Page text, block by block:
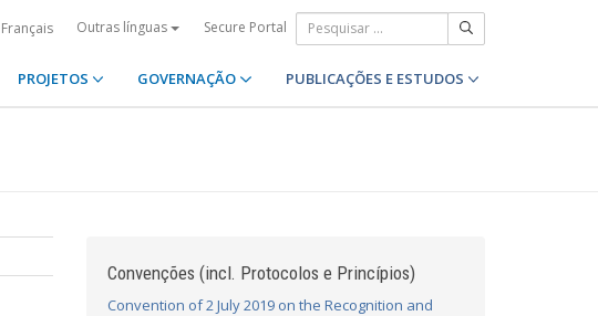
Français Outras línguas Secure Portal
PROJETOS GOVERNAÇÃO PUBLICAÇÕES E ESTUDOS
Convenções (incl. Protocolos e Princípios)
Convention of 2 July 2019 on the Recognition and